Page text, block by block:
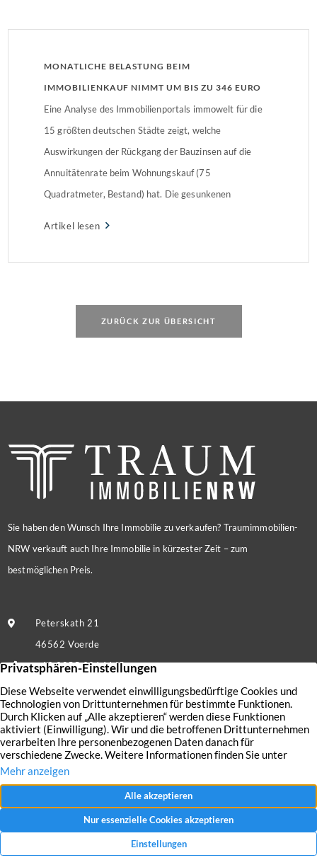
MONATLICHE BELASTUNG BEIM
IMMOBILIENKAUF NIMMT UM BIS ZU 346 EURO
AB
Eine Analyse des Immobilienportals immowelt für die
15 größten deutschen Städte zeigt, welche
Auswirkungen der Rückgang der Bauzinsen auf die
Annuitätenrate beim Wohnungskauf (75
Quadratmeter, Bestand) hat. Die gesunkenen
Artikel lesen
ZURÜCK ZUR ÜBERSICHT
Sie haben den Wunsch Ihre Immobilie zu verkaufen? Traumimmobilien-
NRW verkauft auch Ihre Immobilie in kürzester Zeit – zum
bestmöglichen Preis.
Peterskath 21
46562 Voerde
+49 2855 9214445
Nachricht senden
Kontakt
Nutzungsbedingungen
Aktuelles
Datenschutz
Immobilien
Impressum